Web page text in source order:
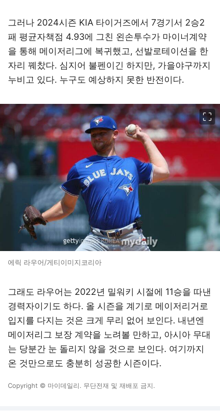
그러나 2024시즌 KIA 타이거즈에서 7경기서 2승2
패 평균자책점 4.93에 그친 왼손투수가 마이너계약
을 통해 메이저리그에 복귀했고, 선발로테이션을 한
자리 꿰찼다. 심지어 불펜이긴 하지만, 가을야구까지
누비고 있다. 누구도 예상하지 못한 반전이다.
에릭 라우어/게티이미지코리아
그래도 라우어는 2022년 밀워키 시절에 11승을 따낸
경력자이기도 하다. 올 시즌을 계기로 메이저리거로
입지를 다지는 것은 크게 무리 없어 보인다. 내년엔
메이저리그 보장 계약을 노려볼 만하고, 아시아 무대
는 당분간 눈 돌리지 않을 것으로 보인다. 여기까지
온 것만으로도 충분히 성공한 시즌이다.
Copyright © 마이데일리. 무단전재 및 재배포 금지.